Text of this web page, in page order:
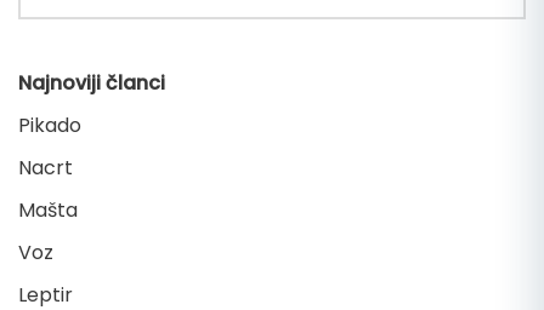
Najnoviji članci
Pikado
Nacrt
Mašta
Voz
Leptir